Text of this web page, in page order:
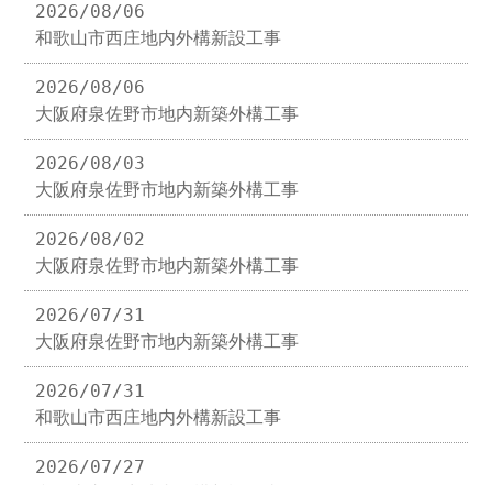
2026/08/06
和歌山市西庄地内外構新設工事
2026/08/06
大阪府泉佐野市地内新築外構工事
2026/08/03
大阪府泉佐野市地内新築外構工事
2026/08/02
大阪府泉佐野市地内新築外構工事
2026/07/31
大阪府泉佐野市地内新築外構工事
2026/07/31
和歌山市西庄地内外構新設工事
2026/07/27